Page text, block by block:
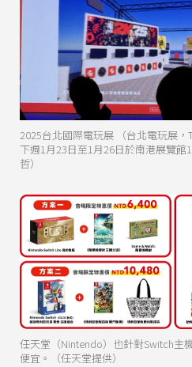
2025台北國際電玩展 （台北電玩展，
下週1月23日至1月26日於南港展覽
哲）
任天堂（Nintendo）也針對Switch主
便宜。（任天堂提供）